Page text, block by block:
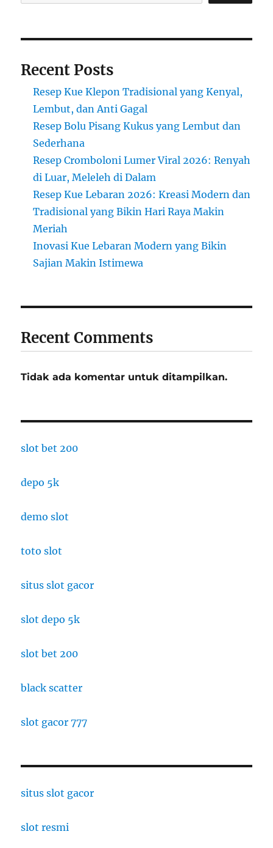
Recent Posts
Resep Kue Klepon Tradisional yang Kenyal,
Lembut, dan Anti Gagal
Resep Bolu Pisang Kukus yang Lembut dan
Sederhana
Resep Cromboloni Lumer Viral 2026: Renyah
di Luar, Meleleh di Dalam
Resep Kue Lebaran 2026: Kreasi Modern dan
Tradisional yang Bikin Hari Raya Makin
Meriah
Inovasi Kue Lebaran Modern yang Bikin
Sajian Makin Istimewa
Recent Comments
Tidak ada komentar untuk ditampilkan.
slot bet 200
depo 5k
demo slot
toto slot
situs slot gacor
slot depo 5k
slot bet 200
black scatter
slot gacor 777
situs slot gacor
slot resmi